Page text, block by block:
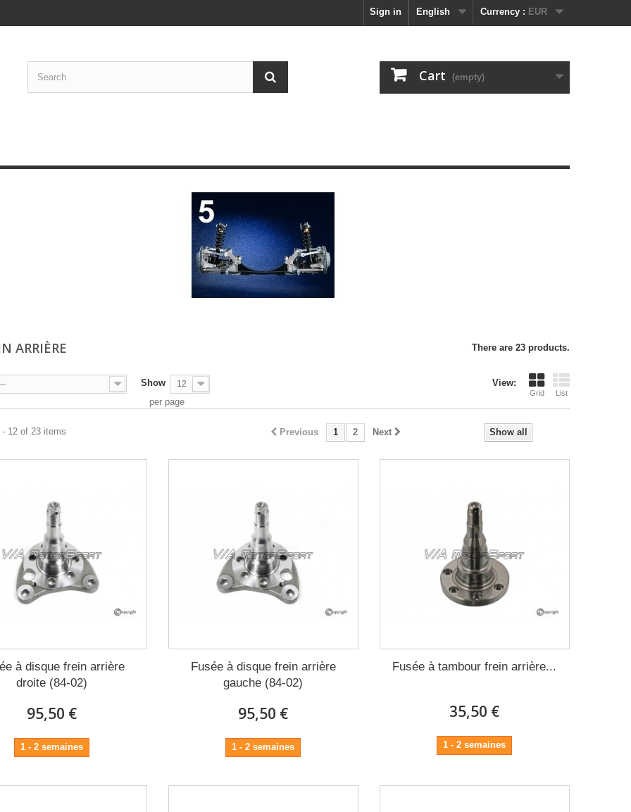
Currency : EUR
English
Sign in
Cart (empty)
ARRIÈRE There are 23 products.
View:
Grid List
-- Show 12
per page
Show all
Previous 1 2 Next
12 of 23 items
à disque frein arrière
droite (84-02)
95,50 €
1 - 2 semaines
Fusée à disque frein arrière
gauche (84-02)
95,50 €
1 - 2 semaines
Fusée à tambour frein arrière...
35,50 €
1 - 2 semaines